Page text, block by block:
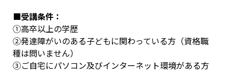
■受講条件：
①高卒以上の学歴
➁発達障がいのある子どもに関わっている方（資格職
種は問いません）
③ご自宅にパソコン及びインターネット環境がある方